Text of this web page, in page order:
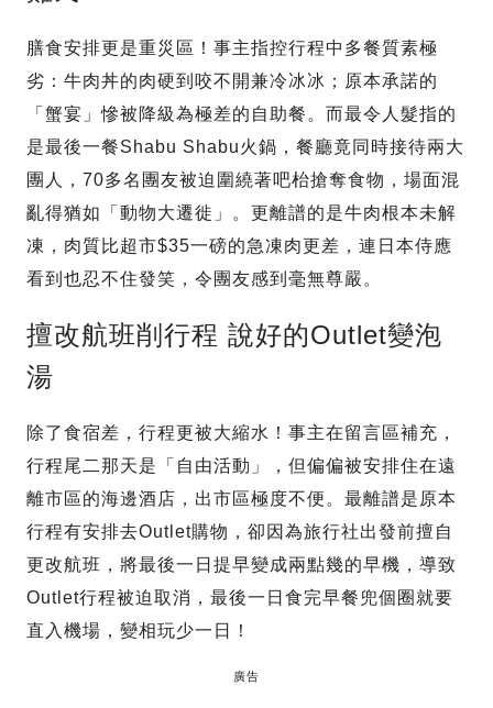
膳食安排更是重災區！事主指控行程中多餐質素極
劣：牛肉丼的肉硬到咬不開兼冷冰冰；原本承諾的
「蟹宴」慘被降級為極差的自助餐。而最令人髮指的
是最後一餐Shabu Shabu火鍋，餐廳竟同時接待兩大
團人，70多名團友被迫圍繞著吧枱搶奪食物，場面混
亂得猶如「動物大遷徙」。更離譜的是牛肉根本未解
凍，肉質比超市$35一磅的急凍肉更差，連日本侍應
看到也忍不住發笑，令團友感到毫無尊嚴。
擅改航班削行程 說好的Outlet變泡
湯
除了食宿差，行程更被大縮水！事主在留言區補充，
行程尾二那天是「自由活動」，但偏偏被安排住在遠
離市區的海邊酒店，出市區極度不便。最離譜是原本
行程有安排去Outlet購物，卻因為旅行社出發前擅自
更改航班，將最後一日提早變成兩點幾的早機，導致
Outlet行程被迫取消，最後一日食完早餐兜個圈就要
直入機場，變相玩少一日！
廣告